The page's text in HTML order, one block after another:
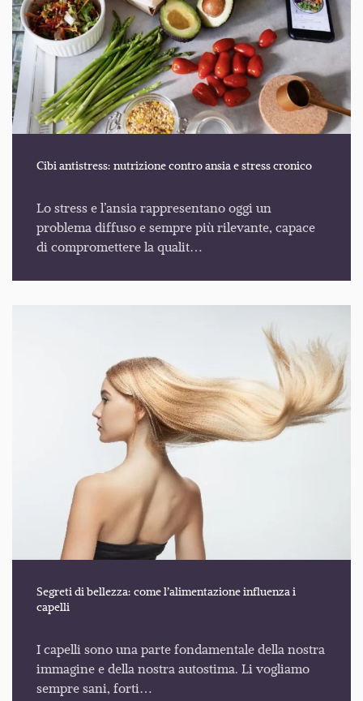
Cibi antistress: nutrizione contro ansia e stress cronico
Lo stress e l’ansia rappresentano oggi un
problema diffuso e sempre più rilevante, capace
di compromettere la qualit…
Segreti di bellezza: come l’alimentazione influenza i
capelli
I capelli sono una parte fondamentale della nostra
immagine e della nostra autostima. Li vogliamo
sempre sani, forti…